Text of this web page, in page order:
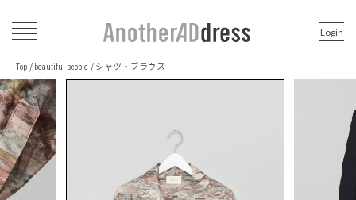
Login
Top / beautiful people / シャツ・ブラウス